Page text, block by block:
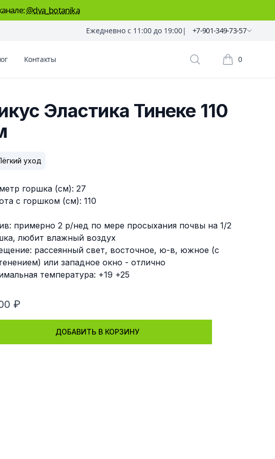
@dva_botanika
Ежедневно с 11:00 до 19:00| +7-901-349-73-57
Контакты Поиск растений
0
Корзина
Эластика Тинеке 110
уход
горшка (см): 27
с горшком (см): 110
примерно 2 р/нед по мере просыхания почвы на 1/2
любит влажный воздух
рассеянный свет, восточное, ю-в, южное (с
или западное окно - отлично
температура: +19 +25
₽
ДОБАВИТЬ В КОРЗИНУ